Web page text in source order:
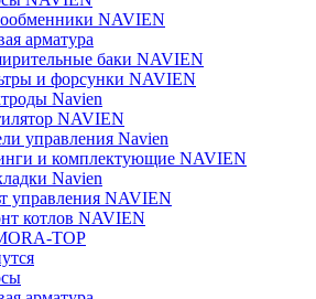
NAVIEN
арматура
баки NAVIEN
и форсунки NAVIEN
Navien
NAVIEN
управления Navien
и комплектующие NAVIEN
Navien
управления NAVIEN
котлов NAVIEN
TOP